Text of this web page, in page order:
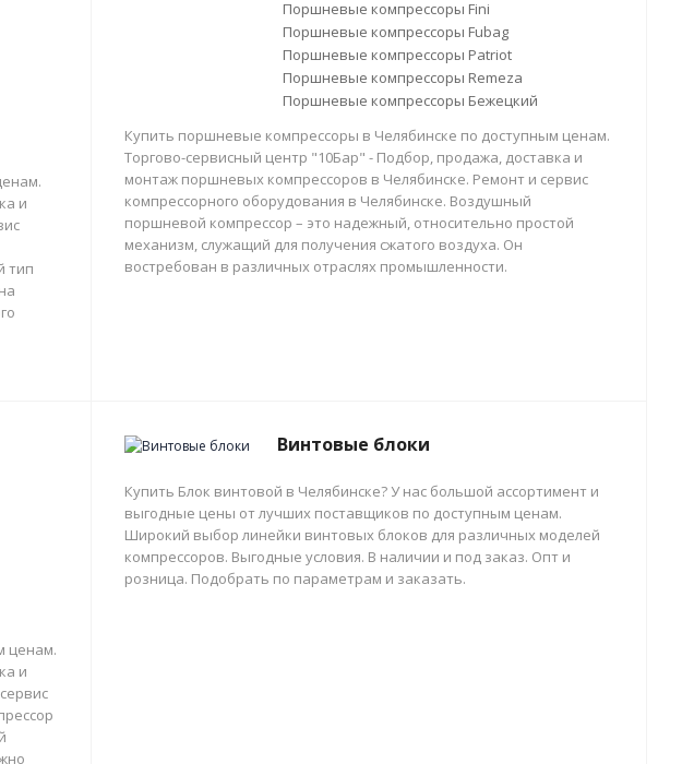
и
тип
Поршневые компрессоры Fini
Поршневые компрессоры Fubag
Поршневые компрессоры Patriot
Поршневые компрессоры Remeza
Поршневые компрессоры Бежецкий
Купить поршневые компрессоры в Челябинске по доступным ценам.
Торгово-сервисный центр "10Бар" - Подбор, продажа, доставка и
монтаж поршневых компрессоров в Челябинске. Ремонт и сервис
компрессорного оборудования в Челябинске. Воздушный
поршневой компрессор – это надежный, относительно простой
механизм, служащий для получения сжатого воздуха. Он
востребован в различных отраслях промышленности.
ценам.
и
Винтовые блоки
Купить Блок винтовой в Челябинске? У нас большой ассортимент и
выгодные цены от лучших поставщиков по доступным ценам.
Широкий выбор линейки винтовых блоков для различных моделей
компрессоров. Выгодные условия. В наличии и под заказ. Опт и
розница. Подобрать по параметрам и заказать.